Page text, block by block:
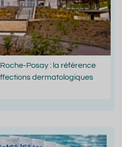
Posay : la référence
dermatologiques